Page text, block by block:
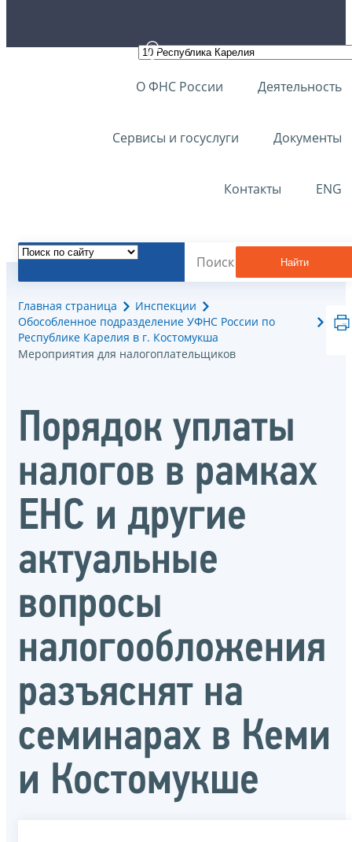
О ФНС России Деятельность
Сервисы и госуслуги Документы
Контакты ENG
Найти
Главная страница
Инспекции
Обособленное подразделение УФНС России по
Республике Карелия в г. Костомукша
Мероприятия для налогоплательщиков
Порядок уплаты
налогов в рамках
ЕНС и другие
актуальные
вопросы
налогообложения
разъяснят на
семинарах в Кеми
и Костомукше